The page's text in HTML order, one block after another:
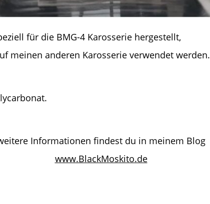
für die BMG-4 Karosserie hergestellt,
meinen anderen Karosserie verwendet werden.
Informationen findest du in meinem Blog
www.BlackMoskito.de